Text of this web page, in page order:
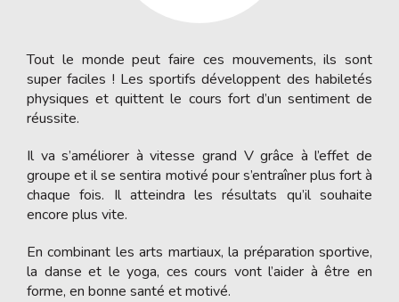
Tout le monde peut faire ces mouvements, ils sont
super faciles ! Les sportifs développent des habiletés
physiques et quittent le cours fort d’un sentiment de
réussite.
Il va s’améliorer à vitesse grand V grâce à l’effet de
groupe et il se sentira motivé pour s’entraîner plus fort à
chaque fois. Il atteindra les résultats qu’il souhaite
encore plus vite.
En combinant les arts martiaux, la préparation sportive,
la danse et le yoga, ces cours vont l’aider à être en
forme, en bonne santé et motivé.